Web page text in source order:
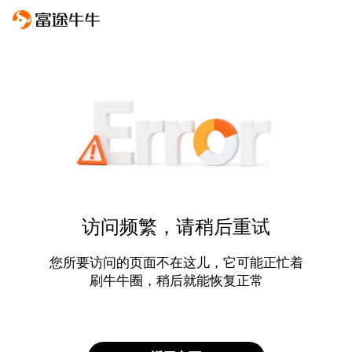
访问频繁，请稍后重试
您所要访问的页面不在这儿，它可能正忙着
刷牛牛圈，稍后就能恢复正常